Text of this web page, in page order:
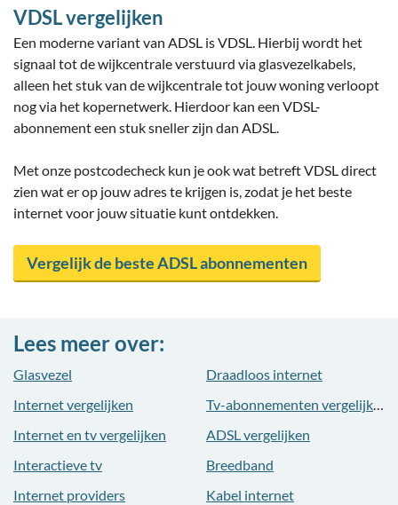
VDSL vergelijken
Een moderne variant van ADSL is VDSL. Hierbij wordt het
signaal tot de wijkcentrale verstuurd via glasvezelkabels,
alleen het stuk van de wijkcentrale tot jouw woning verloopt
nog via het kopernetwerk. Hierdoor kan een VDSL-
abonnement een stuk sneller zijn dan ADSL.
Met onze postcodecheck kun je ook wat betreft VDSL direct
zien wat er op jouw adres te krijgen is, zodat je het beste
internet voor jouw situatie kunt ontdekken.
Vergelijk de beste ADSL abonnementen
Lees meer over:
Glasvezel
Internet vergelijken
Internet en tv vergelijken
Interactieve tv
Internet providers
Draadloos internet
Tv-abonnementen vergelijken
ADSL vergelijken
Breedband
Kabel internet